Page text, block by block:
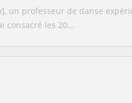
un professeur de danse
consacré les 20...